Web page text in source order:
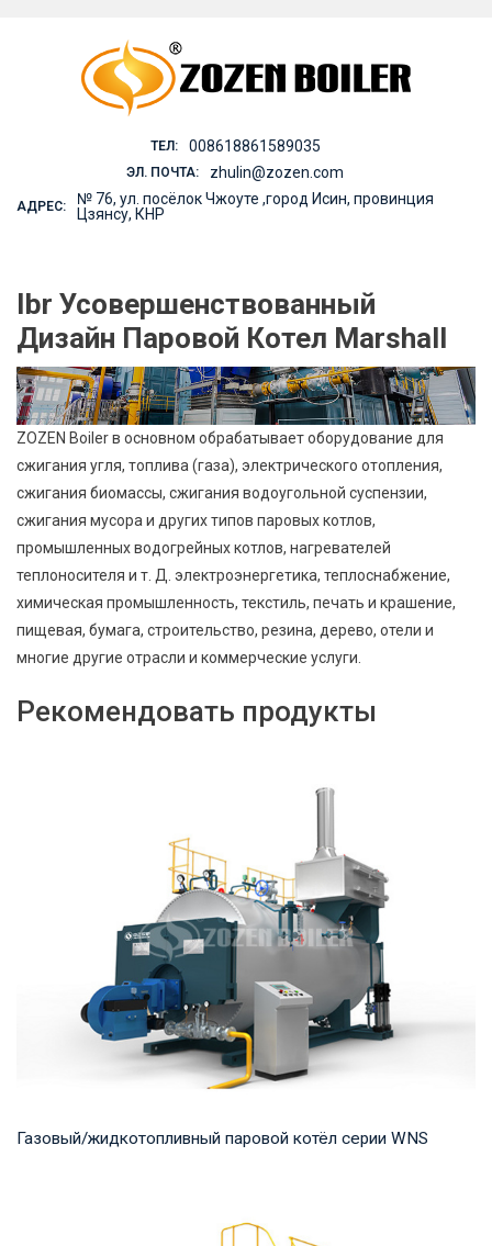
ТЕЛ: 008618861589035
ЭЛ. ПОЧТА: zhulin@zozen.com
АДРЕС:
№ 76, ул. посёлок Чжоуте ,город Исин, провинция
Цзянсу, КНР
Ibr Усовершенствованный
Дизайн Паровой Котел Marshall
ZOZEN Boiler в основном обрабатывает оборудование для
сжигания угля, топлива (газа), электрического отопления,
сжигания биомассы, сжигания водоугольной суспензии,
сжигания мусора и других типов паровых котлов,
промышленных водогрейных котлов, нагревателей
теплоносителя и т. Д. электроэнергетика, теплоснабжение,
химическая промышленность, текстиль, печать и крашение,
пищевая, бумага, строительство, резина, дерево, отели и
многие другие отрасли и коммерческие услуги.
Рекомендовать продукты
Газовый/жидкотопливный паровой котёл серии WNS
продукта: 1-20 т/ч Температура на выходе: ...